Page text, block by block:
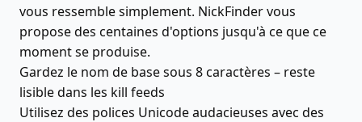
vous ressemble simplement. NickFinder vous
propose des centaines d'options jusqu'à ce que ce
moment se produise.
Gardez le nom de base sous 8 caractères – reste
lisible dans les kill feeds
Utilisez des polices Unicode audacieuses avec des